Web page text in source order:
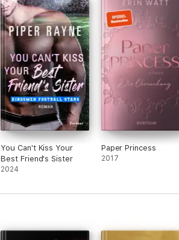
You Can't Kiss Your
Best Friend's Sister
2024
Paper Princess
2017